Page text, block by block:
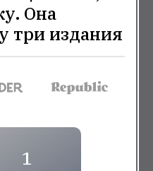
Она
три издания
1